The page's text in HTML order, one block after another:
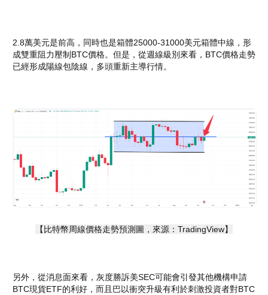
2.8萬美元是前高，同時也是箱體25000-31000美元箱體中線，形
成雙重阻力壓制BTC價格。但是，從週線級別來看，BTC價格走勢
已經形成陽線包陰線，多頭重新主導行情。
【比特幣周線價格走勢預測圖，來源：TradingView】
另外，從消息面來看，灰度勝訴美SEC可能會引發其他機構申請
BTC現貨ETF的利好，而且巴以衝突升級有利於刺激投資者對BTC